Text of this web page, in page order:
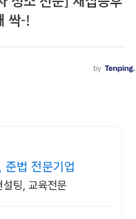
준법 전문기업
팅, 교육전문